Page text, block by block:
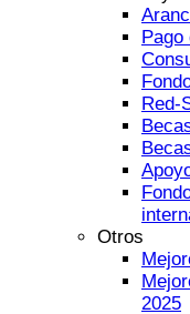
Red-
Otros
2025